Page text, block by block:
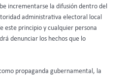
incrementarse la difusión dentro del
administrativa electoral local
este principio y cualquier persona
denunciar los hechos que lo
propaganda gubernamental, la